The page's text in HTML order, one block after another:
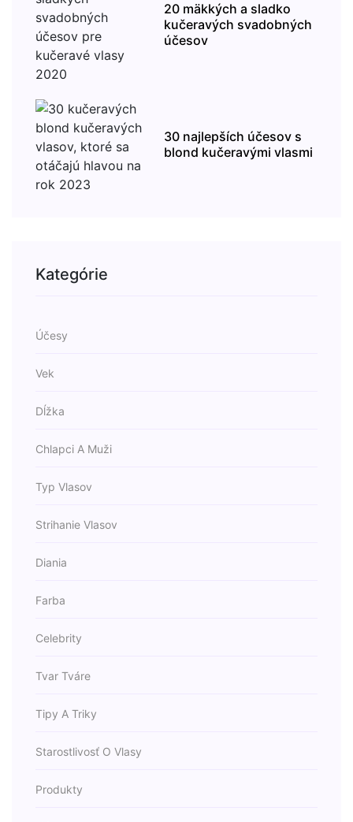
20 mäkkých a sladko
kučeravých svadobných
účesov
30 najlepších účesov s
blond kučeravými vlasmi
Kategórie
Účesy
Vek
Dĺžka
Chlapci A Muži
Typ Vlasov
Strihanie Vlasov
Diania
Farba
Celebrity
Tvar Tváre
Tipy A Triky
Starostlivosť O Vlasy
Produkty